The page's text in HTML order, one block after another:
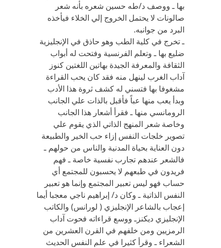
بها ـ ووصف د/طه حسين شعره بأنه شعر
صالونات لا يحتمل الخروج إلي الخلاء فيأخذه
البرد من جوانبه.
ـ تخرج في كلية الطب وهو حاذق في الإنجليزية
ضليع بها ـ وتعلم الفرنسية وفتحت له أبواب
الثقافة والمعرفة الجيدة بهاتين اللغتين كنوز
آداب الغرب لينهل منه فقد كان يحب القراءة
مشغوفا بها فتسني له كشف ثروة هذا الأدب
وبدأ يعب منها عباً فأقبل بالذات علي الجانب
الرومانسي منها ـ فقرأ أشعار هذا الجانب
وخاصة شعر المنهج الذاتي الذي يقوم علي
تصوير خلجات النفس إزاء حب الخير والطبيعة
دون العناية بحياة المدنية والناس من حولهم ـ
فالشعر عندهم تجارب نفسية خاصة ـ فهم
فريدون في طبعهم لا يحسبون للمجتمع أي
حساب فهو ليس تعبير المجتمع وإنما هو تعبير
النفس الذاتية ـ وكان د/ إبراهيم ناجي معجبا أيما
إعجاب بالشاعر الإنجليزي ( لورانس) والكاتب
الإنجليزي ديكنزـ ووسع قراءاته فحوت آداب
الرمزيين ومن خلفهم في القرن العشرين من
الشعراء ـ وقرأ كثيرا في علم النفس الحديث